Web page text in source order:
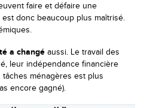
faire et défaire une
donc beaucoup plus maîtrisé.
a changé aussi. Le travail des
leur indépendance financière
ménagères est plus
encore gagné).